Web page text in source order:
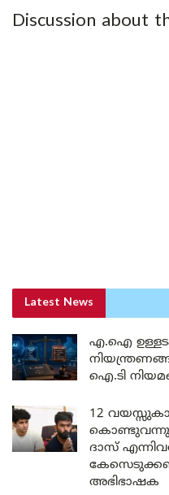
Discussion about
Latest News
എ.ഐ
ഐ.ടി
12
കൊണ്ടുവന്നു;
ദാസ്
അഭിഭാഷക